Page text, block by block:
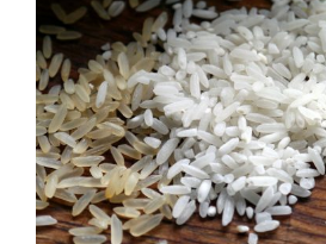
R
Y
M